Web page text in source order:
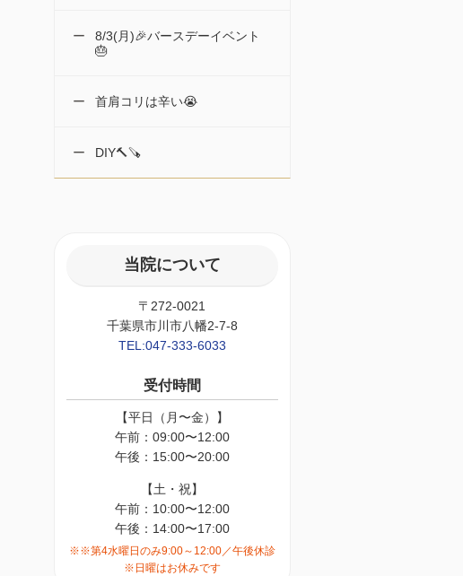
8/3(月)🎉バースデーイベント
🎂
首肩コリは辛い😭
DIY🔨🪚
当院について
〒272-0021
千葉県市川市八幡2-7-8
TEL:047-333-6033
受付時間
【平日（月〜金）】
午前：09:00〜12:00
午後：15:00〜20:00
【土・祝】
午前：10:00〜12:00
午後：14:00〜17:00
※※第4水曜日のみ9:00～12:00／午後休診
※日曜はお休みです